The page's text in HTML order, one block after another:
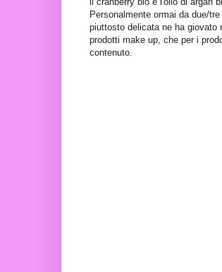
Personalmente ormai da due/
piuttosto delicata ne ha giovato
prodotti make up, che per i
contenuto.